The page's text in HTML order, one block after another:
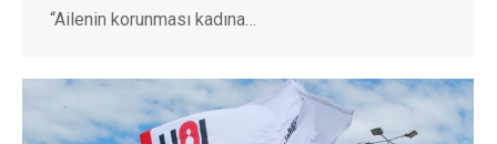
“Ailenin korunması kadına…